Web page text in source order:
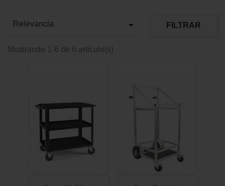
Relevancia  FILTRAR
Mostrando 1-6 de 6 artículo(s)